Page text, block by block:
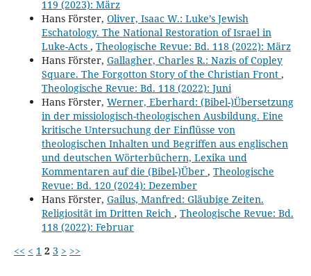
119 (2023): März
Hans Förster, Oliver, Isaac W.: Luke’s Jewish
Eschatology. The National Restoration of Israel in
Luke-Acts , Theologische Revue: Bd. 118 (2022): März
Hans Förster, Gallagher, Charles R.: Nazis of Copley
Square. The Forgotton Story of the Christian Front ,
Theologische Revue: Bd. 118 (2022): Juni
Hans Förster, Werner, Eberhard: (Bibel-)Übersetzung
in der missiologisch-theologischen Ausbildung. Eine
kritische Untersuchung der Einflüsse von
theologischen Inhalten und Begriffen aus englischen
und deutschen Wörterbüchern, Lexika und
Kommentaren auf die (Bibel-)Über , Theologische
Revue: Bd. 120 (2024): Dezember
Hans Förster, Gailus, Manfred: Gläubige Zeiten.
Religiosität im Dritten Reich , Theologische Revue: Bd.
118 (2022): Februar
<< < 1 2 3 > >>